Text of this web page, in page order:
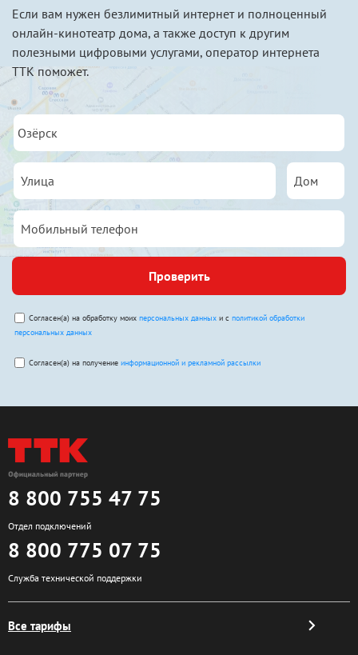
Если вам нужен безлимитный интернет и полноценный
онлайн-кинотеатр дома, а также доступ к другим
полезными цифровыми услугами, оператор интернета
ТТК поможет.
Проверить
Согласен(а) на обработку моих персональных данных и с политикой обработки
персональных данных
Согласен(а) на получение информационной и рекламной рассылки
8 800 755 47 75
Отдел подключений
8 800 775 07 75
Служба технической поддержки
Все тарифы